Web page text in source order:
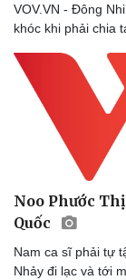
VOV.VN - Đông
khóc khi phải chia
Noo Phước
Quốc
Nam ca sĩ phải tự
Nhảy đi lạc và tới